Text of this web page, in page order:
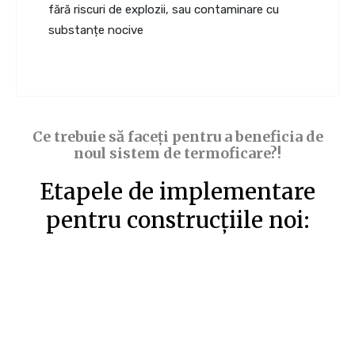
fără riscuri de explozii, sau contaminare cu
substanțe nocive
Ce trebuie să faceți pentru a beneficia de
noul sistem de termoficare?!
Etapele de implementare
pentru construcțiile noi: